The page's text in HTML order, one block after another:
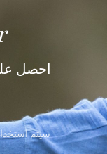
احصل
سيتم